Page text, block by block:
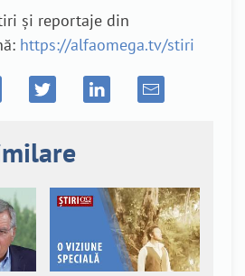
și reportaje din
https://alfaomega.tv/stiri